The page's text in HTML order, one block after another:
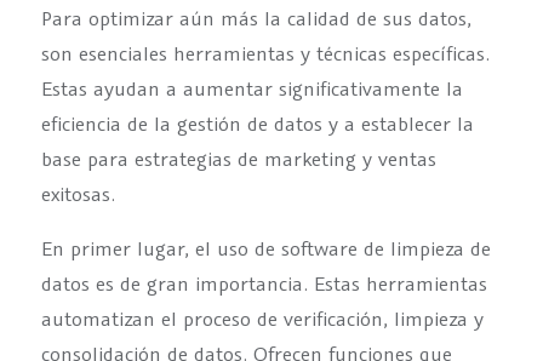
Para optimizar aún más la calidad de sus datos,
son esenciales herramientas y técnicas específicas.
Estas ayudan a aumentar significativamente la
eficiencia de la gestión de datos y a establecer la
base para estrategias de marketing y ventas
exitosas.
En primer lugar, el uso de software de limpieza de
datos es de gran importancia. Estas herramientas
automatizan el proceso de verificación, limpieza y
consolidación de datos. Ofrecen funciones que